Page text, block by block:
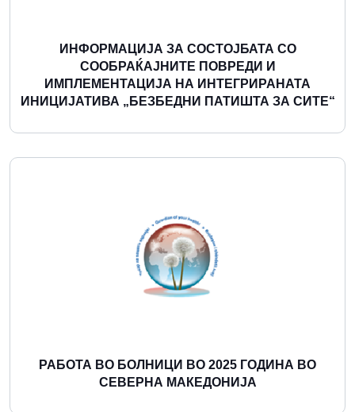
ИНФОРМАЦИЈА ЗА СОСТОЈБАТА СО
СООБРАЌАЈНИТЕ ПОВРЕДИ И
ИМПЛЕМЕНТАЦИЈА НА ИНТЕГРИРАНАТА
ИНИЦИЈАТИВА „БЕЗБЕДНИ ПАТИШТА ЗА СИТЕ“
Повеќе
РАБОТА ВО БОЛНИЦИ ВО 2025 ГОДИНА ВО
СЕВЕРНА МАКЕДОНИЈА